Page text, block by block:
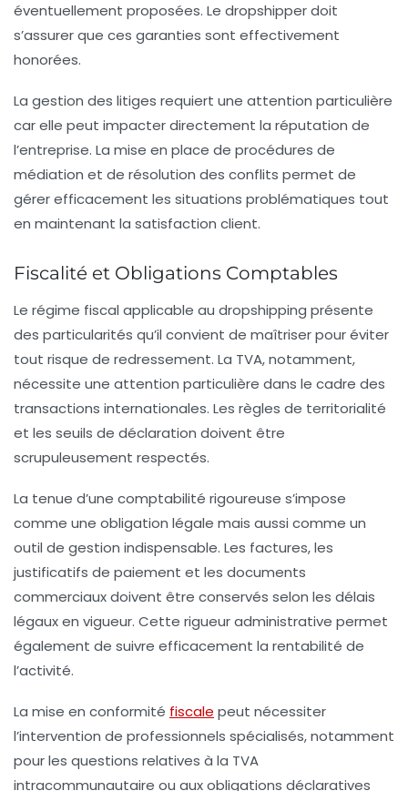
éventuellement proposées. Le dropshipper doit
s’assurer que ces garanties sont effectivement
honorées.
La gestion des litiges requiert une attention particulière
car elle peut impacter directement la réputation de
l’entreprise. La mise en place de procédures de
médiation et de résolution des conflits permet de
gérer efficacement les situations problématiques tout
en maintenant la satisfaction client.
Fiscalité et Obligations Comptables
Le régime fiscal applicable au dropshipping présente
des particularités qu’il convient de maîtriser pour éviter
tout risque de redressement. La TVA, notamment,
nécessite une attention particulière dans le cadre des
transactions internationales. Les règles de territorialité
et les seuils de déclaration doivent être
scrupuleusement respectés.
La tenue d’une comptabilité rigoureuse s’impose
comme une obligation légale mais aussi comme un
outil de gestion indispensable. Les factures, les
justificatifs de paiement et les documents
commerciaux doivent être conservés selon les délais
légaux en vigueur. Cette rigueur administrative permet
également de suivre efficacement la rentabilité de
l’activité.
La mise en conformité fiscale peut nécessiter
l’intervention de professionnels spécialisés, notamment
pour les questions relatives à la TVA
intracommunautaire ou aux obligations déclaratives